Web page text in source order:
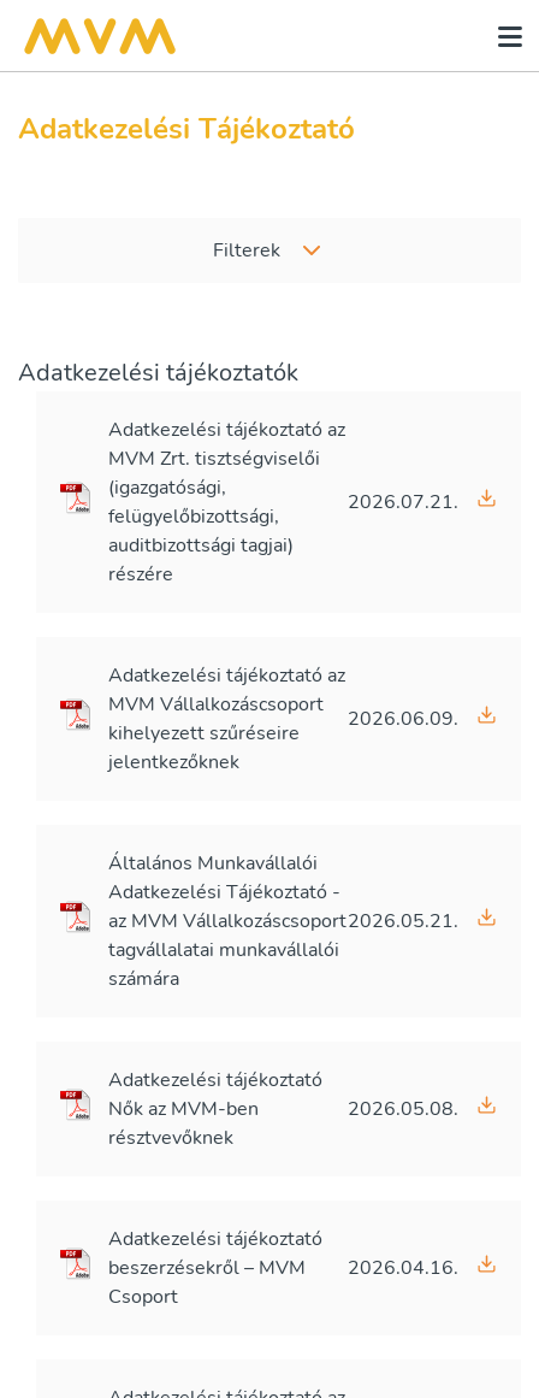
Adatkezelési Tájékoztató
Filterek
Adatkezelési tájékoztatók
Adatkezelési tájékoztató az
MVM Zrt. tisztségviselői
(igazgatósági,
felügyelőbizottsági,
auditbizottsági tagjai)
részére
2026.07.21.
Adatkezelési tájékoztató az
MVM Vállalkozáscsoport
kihelyezett szűréseire
jelentkezőknek
2026.06.09.
Általános Munkavállalói
Adatkezelési Tájékoztató -
az MVM Vállalkozáscsoport
tagvállalatai munkavállalói
számára
2026.05.21.
Adatkezelési tájékoztató
Nők az MVM-ben
résztvevőknek
2026.05.08.
Adatkezelési tájékoztató
beszerzésekről – MVM
Csoport
2026.04.16.